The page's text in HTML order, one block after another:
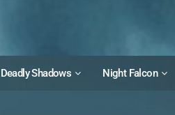
Deadly Shadows Night Falcon